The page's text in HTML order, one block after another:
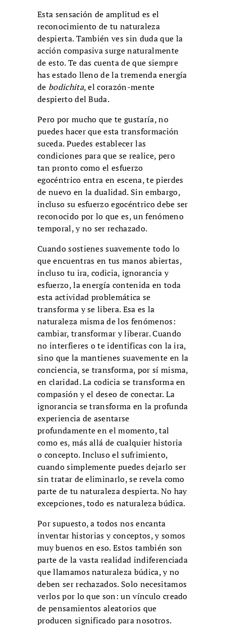
Esta sensación de amplitud es el
reconocimiento de tu naturaleza
despierta. También ves sin duda que la
acción compasiva surge naturalmente
de esto. Te das cuenta de que siempre
has estado lleno de la tremenda energía
de bodichita, el corazón-mente
despierto del Buda.
Pero por mucho que te gustaría, no
puedes hacer que esta transformación
suceda. Puedes establecer las
condiciones para que se realice, pero
tan pronto como el esfuerzo
egocéntrico entra en escena, te pierdes
de nuevo en la dualidad. Sin embargo,
incluso su esfuerzo egocéntrico debe ser
reconocido por lo que es, un fenómeno
temporal, y no ser rechazado.
Cuando sostienes suavemente todo lo
que encuentras en tus manos abiertas,
incluso tu ira, codicia, ignorancia y
esfuerzo, la energía contenida en toda
esta actividad problemática se
transforma y se libera. Esa es la
naturaleza misma de los fenómenos:
cambiar, transformar y liberar. Cuando
no interfieres o te identificas con la ira,
sino que la mantienes suavemente en la
conciencia, se transforma, por sí misma,
en claridad. La codicia se transforma en
compasión y el deseo de conectar. La
ignorancia se transforma en la profunda
experiencia de asentarse
profundamente en el momento, tal
como es, más allá de cualquier historia
o concepto. Incluso el sufrimiento,
cuando simplemente puedes dejarlo ser
sin tratar de eliminarlo, se revela como
parte de tu naturaleza despierta. No hay
excepciones, todo es naturaleza búdica.
Por supuesto, a todos nos encanta
inventar historias y conceptos, y somos
muy buenos en eso. Estos también son
parte de la vasta realidad indiferenciada
que llamamos naturaleza búdica, y no
deben ser rechazados. Solo necesitamos
verlos por lo que son: un vínculo creado
de pensamientos aleatorios que
producen significado para nosotros.